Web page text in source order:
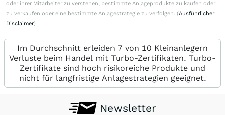
oder ihrer Mitarbeiter zu verstehen, bestimmte Anlageprodukte zu kaufen oder
zu verkaufen oder eine bestimmte Anlagestrategie zu verfolgen. (Ausführlicher
Disclaimer)
Im Durchschnitt erleiden 7 von 10 Kleinanlegern
Verluste beim Handel mit Turbo-Zertifikaten. Turbo-
Zertifikate sind hoch risikoreiche Produkte und
nicht für langfristige Anlagestrategien geeignet.
Newsletter